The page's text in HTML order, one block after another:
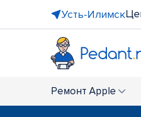
Усть-Илимск
Ремонт Apple